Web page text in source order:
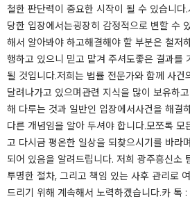
철한 판단력이 중요한 시작이 될 수 있습니
당한 입장에서는굉장히 감정적으로 변할 수
해서 알아봐야 하고해결해야 할 부분은 철저
행하고 있으니 믿고 맡겨 주셔도좋은 결과를
될 것입니다.​​저희는 법률 전문가와 함께 사건
달려나가고 있으며관련 지식을 많이 보유하
해 다루는 것과 일반인 입장에서사건을 해결
다른 개념임을 알아 두셔야 합니다.​모쪼록
고 다시금 평온한 일상을 되찾으시기를 바라
되어 있음을 알려드립니다. ​저희 광주흥신소
투명한 절차, 그리고 책임 있는 사후 관리로
드리기 위해 계속해서 노력하겠습니다.​카 톡